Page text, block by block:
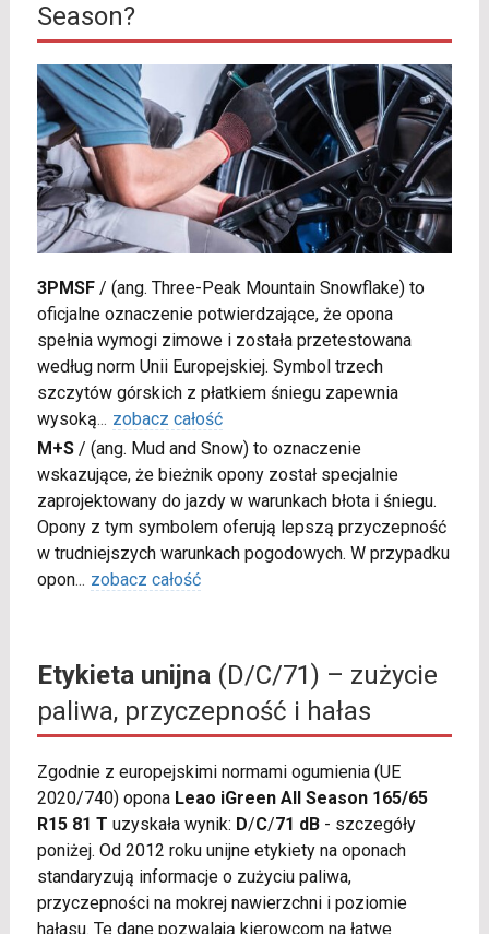
Season?
3PMSF/ (ang. Three-Peak Mountain Snowflake) to
oficjalne oznaczenie potwierdzające, że opona
spełnia wymogi zimowe i została przetestowana
według norm Unii Europejskiej. Symbol trzech
szczytów górskich z płatkiem śniegu zapewnia
wysoką... zobacz całość
M+S/ (ang. Mud and Snow) to oznaczenie
wskazujące, że bieżnik opony został specjalnie
zaprojektowany do jazdy w warunkach błota i śniegu.
Opony z tym symbolem oferują lepszą przyczepność
w trudniejszych warunkach pogodowych. W przypadku
opon... zobacz całość
Etykieta unijna(D/C/71) – zużycie
paliwa, przyczepność i hałas
Zgodnie z europejskimi normami ogumienia (UE
2020/740) opona Leao iGreen All Season 165/65
R15 81 T uzyskała wynik: D/C/71 dB- szczegóły
poniżej. Od 2012 roku unijne etykiety na oponach
standaryzują informacje o zużyciu paliwa,
przyczepności na mokrej nawierzchni i poziomie
hałasu. Te dane pozwalają kierowcom na łatwe